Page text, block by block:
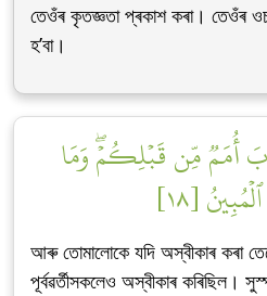
তেওঁৰ কৃতজ্ঞতা প্ৰকাশ কৰা। তেওঁৰ
হ’বা।
أُمَمٞ مِّن قَبۡلِكُمۡۖ وَمَا
[١٨]
আৰু তোমালোকে যদি অস্বীকাৰ কৰা
পূৰ্বৱৰ্তীসকলেও অস্বীকাৰ কৰিছিল।